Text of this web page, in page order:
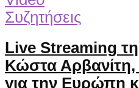
Συζητήσεις
Live Streaming
Κώστα Αρβανίτη,
για την Ευρώπη